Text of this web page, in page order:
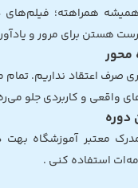
همیشه همراهته؛
هستن برای مرور و
محور
صرف اعتقاد نداریم. تمام
واقعی و کاربردی جلو
دوره
مدرک معتبر آموزشگاه
استفاده کنی .